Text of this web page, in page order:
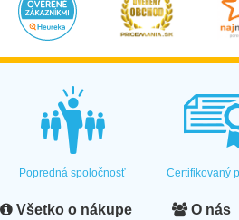
Popredná spoločnosť Certifikovaný
Všetko o nákupe O nás